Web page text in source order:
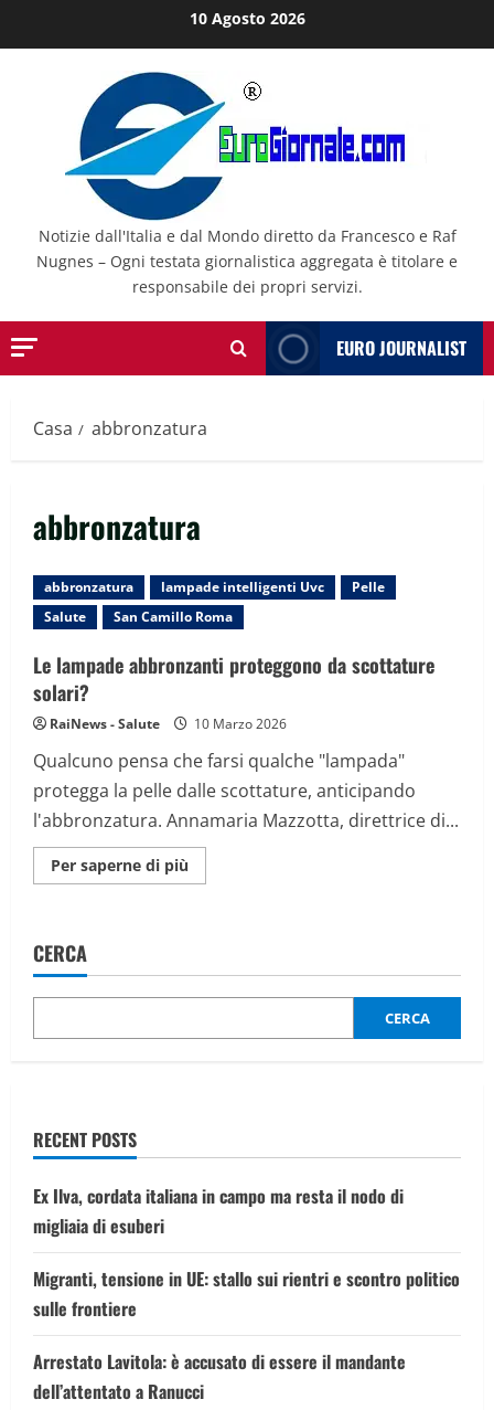
al
10 Agosto 2026
Notizie dall'Italia e dal Mondo diretto da Francesco e Raf
Nugnes – Ogni testata giornalistica aggregata è titolare e
responsabile dei propri servizi.
EURO JOURNALIST
Casa abbronzatura
abbronzatura
abbronzatura lampade intelligenti Uvc
Pelle
Salute
San Camillo Roma
Le lampade abbronzanti proteggono da scottature
solari?
RaiNews - Salute 10 Marzo 2026
Qualcuno pensa che farsi qualche "lampada"
protegga la pelle dalle scottature, anticipando
l'abbronzatura. Annamaria Mazzotta, direttrice di...
Per saperne di più
informazioni
da
solari?
CERCA
CERCA
RECENT POSTS
Ex Ilva, cordata italiana in campo ma resta il nodo di
migliaia di esuberi
Migranti, tensione in UE: stallo sui rientri e scontro politico
sulle frontiere
Arrestato Lavitola: è accusato di essere il mandante
dell’attentato a Ranucci